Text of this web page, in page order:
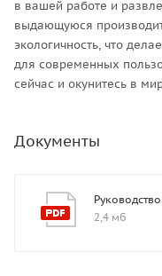
в вашей работе и
выдающуюся
экологичность, что
для современных
сейчас и окунитесь в
Документы
2,4 мб